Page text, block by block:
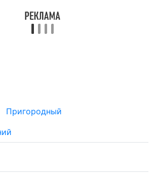
Пригородный